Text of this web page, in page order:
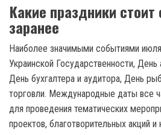
Какие праздники стоит
заранее
Наиболее значимыми событиями
Украинской Государственности, День
День бухгалтера и аудитора, День
торговли. Международные даты все
для проведения тематических
проектов, благотворительных акций и